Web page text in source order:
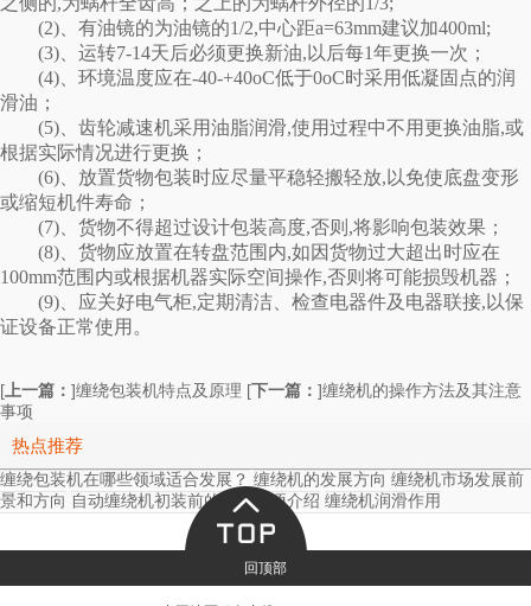
(2)、有油镜的为油镜的1/2,中心距a=63mm建议加400ml;
(3)、运转7-14天后必须更换新油,以后每1年更换一次；
(4)、环境温度应在-40-+40oC低于0oC时采用低凝固点的润
滑油；
(5)、齿轮减速机采用油脂润滑,使用过程中不用更换油脂,或
根据实际情况进行更换；
(6)、放置货物包装时应尽量平稳轻搬轻放,以免使底盘变形
或缩短机件寿命；
(7)、货物不得超过设计包装高度,否则,将影响包装效果；
(8)、货物应放置在转盘范围内,如因货物过大超出时应在
100mm范围内或根据机器实际空间操作,否则将可能损毁机器；
(9)、应关好电气柜,定期清洁、检查电器件及电器联接,以保
证设备正常使用。
[ 上一篇： ]缠绕包装机特点及原理 [下一篇： ]缠绕机的操作方法及其注意
事项
热点推荐
缠绕包装机在哪些领域适合发展？ 缠绕机的发展方向 缠绕机市场发展前
景和方向 自动缠绕机初装前的注意事项介绍 缠绕机润滑作用
回顶部